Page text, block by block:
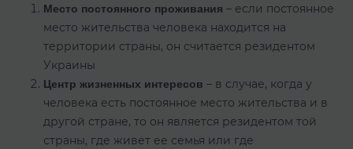
Место постоянного проживания – если постоянное
место жительства человека находится на
территории страны, он считается резидентом
Украины
Центр жизненных интересов – в случае, когда у
человека есть постоянное место жительства и в
другой стране, то он является резидентом той
страны, где живет ее семья или где